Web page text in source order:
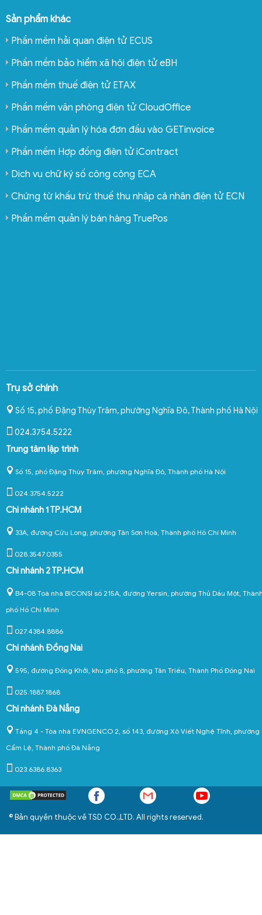
Sản phẩm khác
Phần mềm hải quan điện tử ECUS
Phần mềm bảo hiểm xã hội điện tử eBH
Phần mềm thuế điện tử ETAX
Phần mềm văn phòng điện tử CloudOffice
Phần mềm quản lý hóa đơn đầu vào GETinvoice
Phần mềm Hợp đồng điện tử iContract
Dịch vụ chữ ký số công cộng ECA
Chứng từ khấu trừ thuế thu nhập cá nhân điện tử ECN
Phần mềm quản lý bán hàng TruePos
Trụ sở chính
Số 15, phố Đặng Thùy Trâm, phường Nghĩa Đô,Thành phố Hà Nội
024.3754.5222
Trung tâm lập trình
Số 15, phố Đặng Thùy Trâm, phường Nghĩa Đô, Thành phố Hà Nội
024.3754.5222
Chi nhánh 1 TP.HCM
33A, đường Cửu Long, phường Tân Sơn Hoà, Thành phố Hồ Chí Minh
028.3547.0355
Chi nhánh 2 TP.HCM
B4-08 Toà nhà BICONSI số 215A, đường Yersin, phường Thủ Dầu Một,
phố Hồ Chí Minh
027.4384.8886
Chi nhánh Đồng Nai
595, đường Đồng Khởi, khu phố 8, phường Tân Triều, Thành Phố Đồng Nai
025.1887.1868
Chi nhánh Đà Nẵng
Tầng 4 - Tòa nhà EVNGENCO 2, số 143, đường Xô Viết Nghệ Tĩnh, phường
Cẩm Lệ, Thành phố Đà Nẵng
023.6386.8363
© Bản quyền thuộc về TSD CO.,LTD. All rights reserved.